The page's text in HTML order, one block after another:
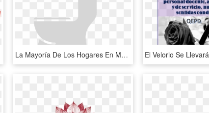
La Mayoría De Los Hogares En México, Todavía Tienen - Graphic Design, HD Png Download